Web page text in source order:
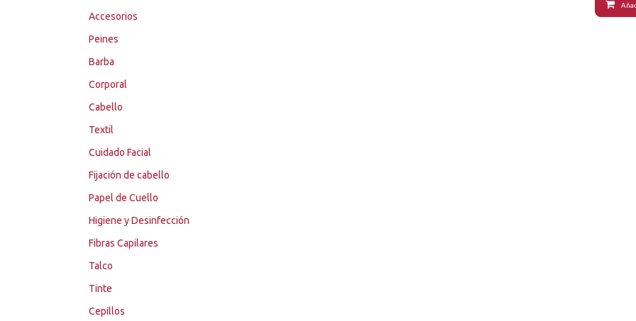
Accesorios
Peines
Barba
Corporal
Cabello
Textil
Cuidado Facial
Fijación de cabello
Papel de Cuello
Higiene y Desinfección
Fibras Capilares
Talco
Tinte
Cepillos